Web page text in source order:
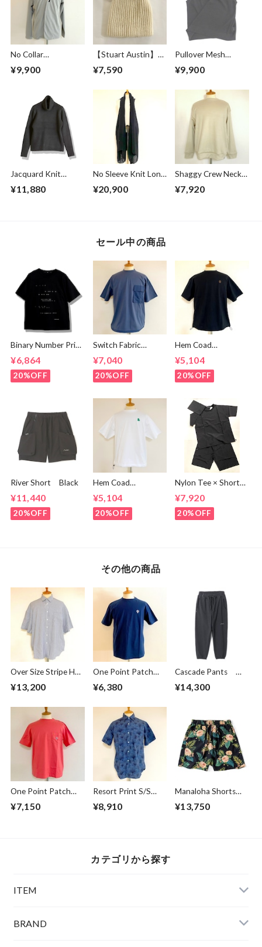
No Collar
¥9,900
【Stuart Austin】
White
¥7,590
Pullover Mesh
¥9,900
Jacquard Knit
Pullover Black
¥11,880
No Sleeve Knit Long
¥20,900
Shaggy Crew Neck
¥7,920
セール中の商品
Binary Number Print
¥6,864
20%OFF
Switch Fabric
Ash Navy
¥7,040
20%OFF
Hem Coad
shirts Black /
Brown
¥5,104
20%OFF
River Short Black
¥11,440
20%OFF
Hem Coad
shirts White /
Green
¥5,104
20%OFF
Nylon Tee × Shorts
¥7,920
20%OFF
その他の商品
Over Size Stripe Half
White / Black
¥13,200
One Point Patch
¥6,380
Cascade Pants
¥14,300
One Point Patch
Sunset
¥7,150
Resort Print S/S
¥8,910
Manaloha Shorts
¥13,750
カテゴリから探す
ITEM
BRAND